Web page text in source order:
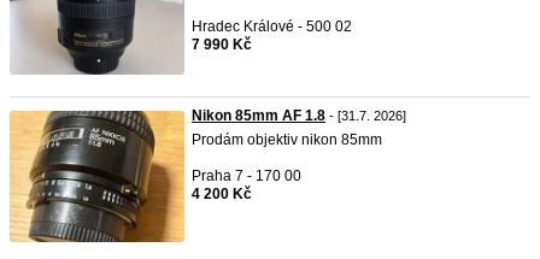
Hradec Králové - 500 02
7 990 Kč
Nikon 85mm AF 1.8 - [31.7. 2026]
Prodám objektiv nikon 85mm
Praha 7 - 170 00
4 200 Kč